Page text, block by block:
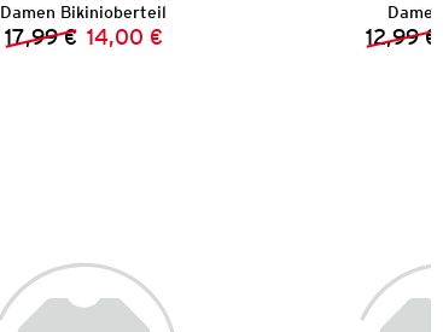
Damen Bikinioberteil
Vorheriger Preis:
17,99 € Neuer Preis:
14,00 € 12,99 €